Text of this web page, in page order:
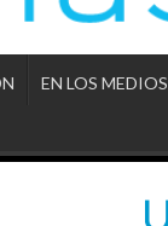
EN LOS MEDIOS